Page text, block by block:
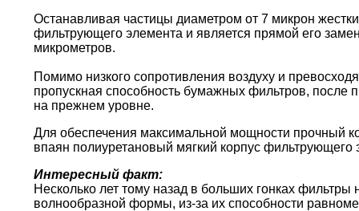
Останавливая частицы диаметром от 7 микрон
фильтрующего элемента и является прямой его
микрометров.
Помимо низкого сопротивления воздуху и
пропускная способность бумажных фильтров, после
на прежнем уровне.
Для обеспечения максимальной мощности прочный
впаян полиуретановый мягкий корпус
Интересный факт:
Несколько лет тому назад в больших гонках
волнообразной формы, из-за их способности